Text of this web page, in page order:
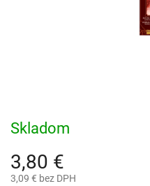
3,80 €
3,09 € bez DPH
Skladom